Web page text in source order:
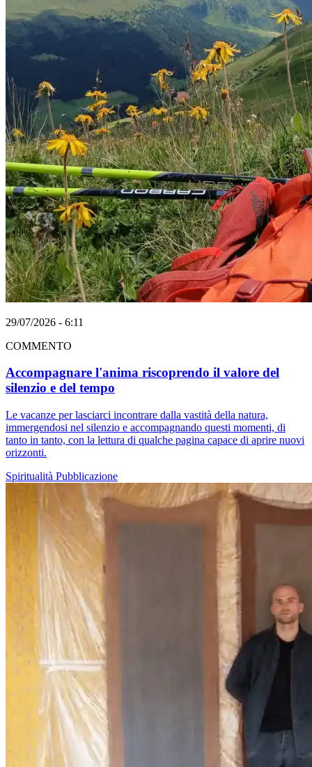
29/07/2026 - 6:11
COMMENTO
Accompagnare l'anima riscoprendo il valore del
silenzio e del tempo
Le vacanze per lasciarci incontrare dalla vastità della natura,
immergendosi nel silenzio e accompagnando questi momenti, di
tanto in tanto, con la lettura di qualche pagina capace di aprire nuovi
orizzonti.
Spiritualità Pubblicazione